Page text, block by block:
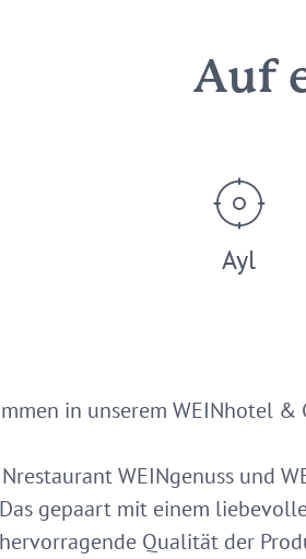
Auf
Ayl
in unserem WEINhotel &
WEINgenuss und
gepaart mit einem
Qualität der